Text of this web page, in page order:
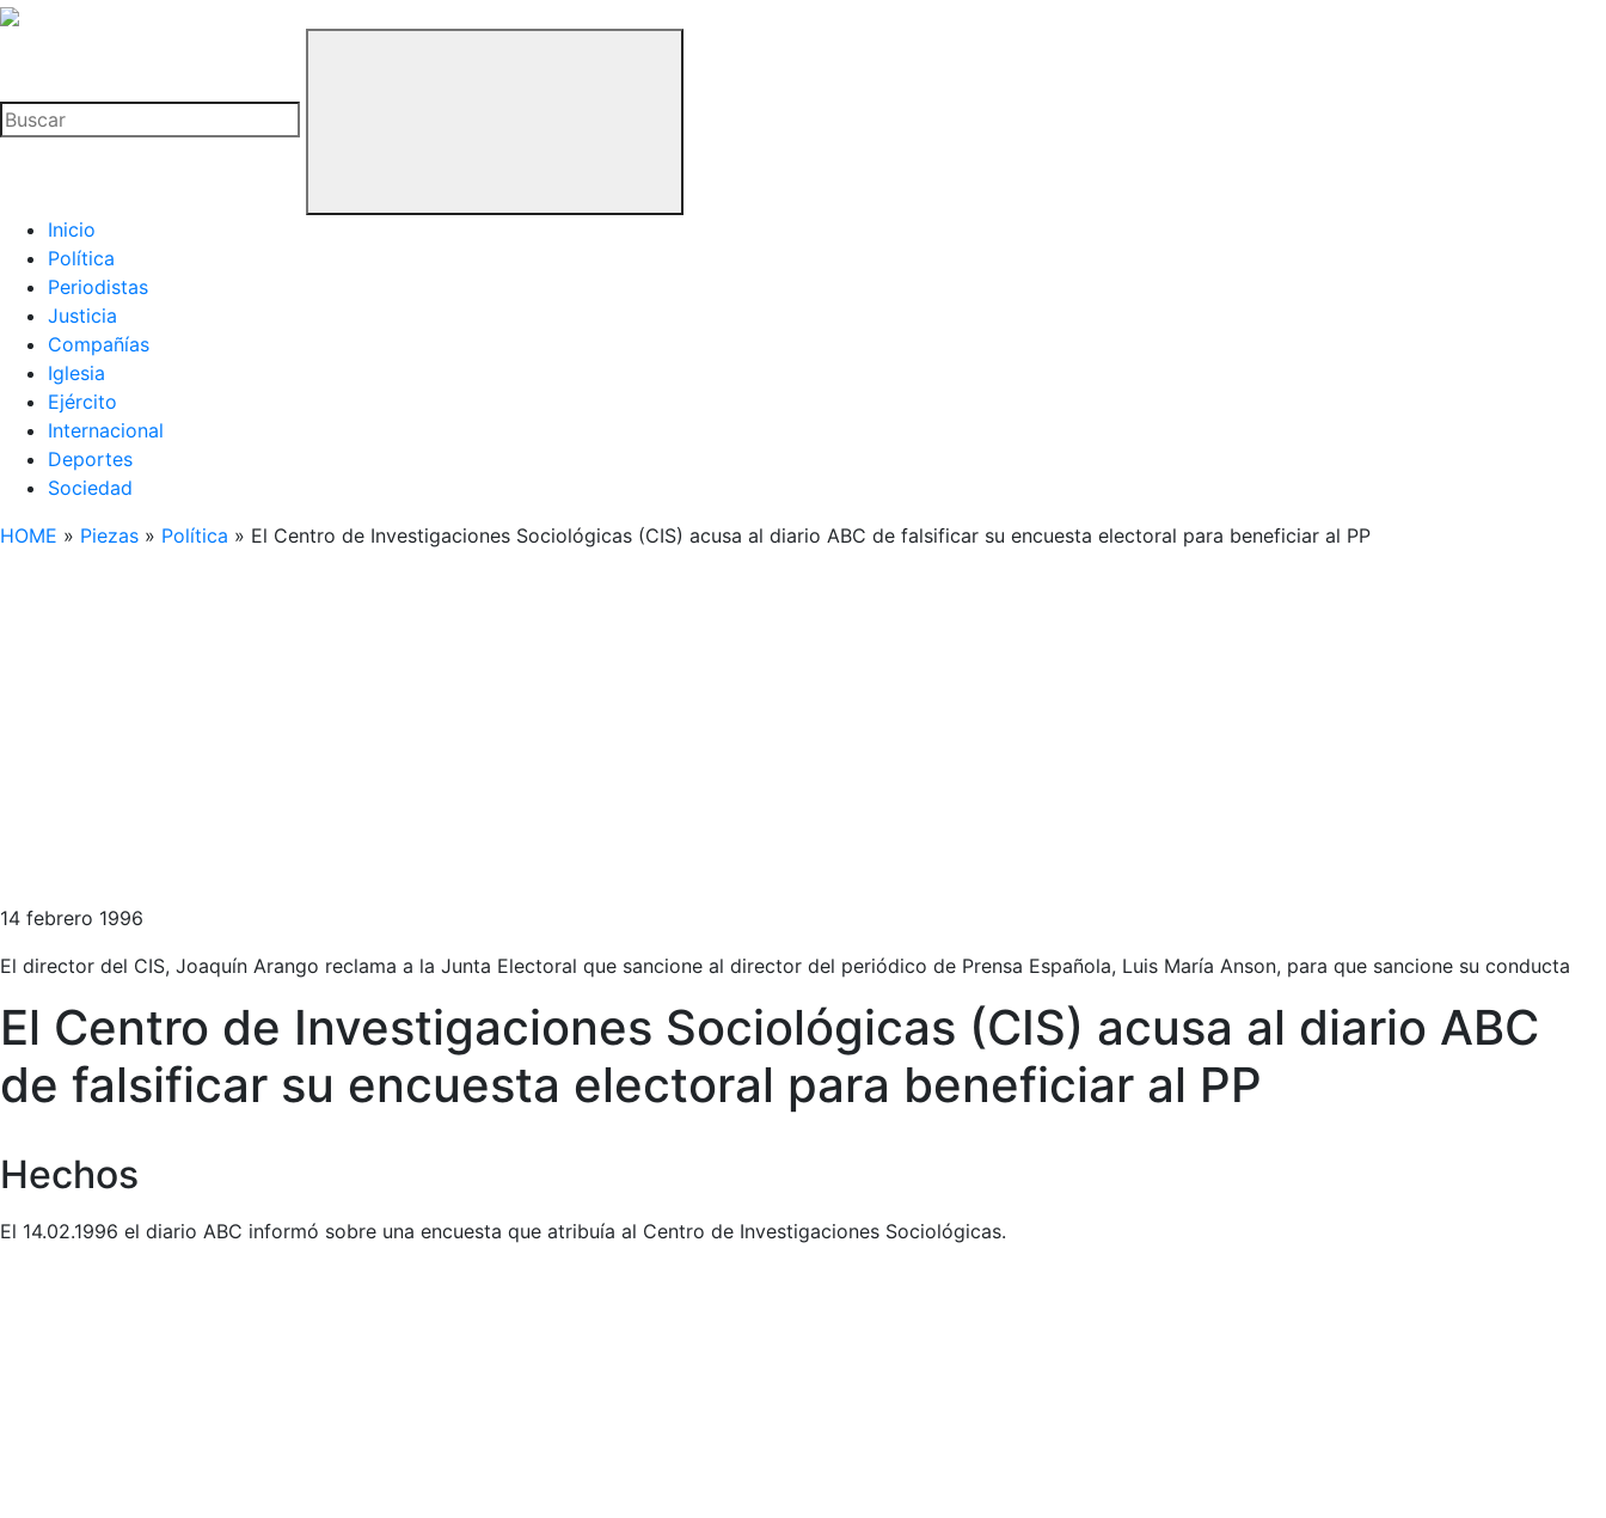
La
Buitre
Inicio
Política
Periodistas
Justicia
Compañías
Iglesia
Ejército
Internacional
Deportes
Sociedad
HOME » Piezas » Política » El Centro de Investigaciones Sociológicas (CIS) acusa al diario ABC de falsificar su encuesta electoral para beneficiar al PP
14 febrero 1996
El director del CIS, Joaquín Arango reclama a la Junta Electoral que sancione al director del periódico de Prensa Española, Luis María Anson, para que sancione su conducta
El Centro de Investigaciones Sociológicas (CIS) acusa al diario ABC
de falsificar su encuesta electoral para beneficiar al PP
Hechos
El 14.02.1996 el diario ABC informó sobre una encuesta que atribuía al Centro de Investigaciones Sociológicas.